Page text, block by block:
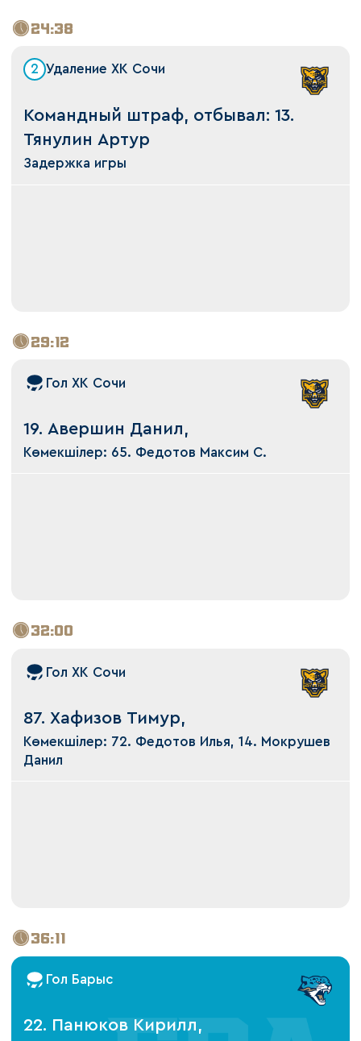
24:38
2 Удаление ХК Сочи
Командный штраф, отбывал: 13.
Тянулин Артур
Задержка игры
29:12
Гол ХК Сочи
19. Авершин Данил,
Көмекшілер: 65. Федотов Максим С.
32:00
Гол ХК Сочи
87. Хафизов Тимур,
Көмекшілер: 72. Федотов Илья, 14. Мокрушев
Данил
36:11
Гол Барыс
22. Панюков Кирилл,